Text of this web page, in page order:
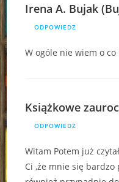
Irena A. Bujak
ODPOWIEDZ
W ogóle nie wiem o co
Książkowe
ODPOWIEDZ
Witam Potem już
Ci ,że mnie się bardzo